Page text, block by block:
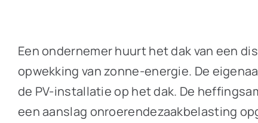
Een ondernemer huurt het dak van een
opwekking van zonne-energie. De
de PV-installatie op het dak. De
een aanslag onroerendezaakbelasting